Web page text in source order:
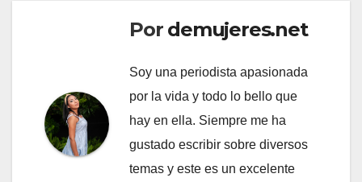
Por demujeres.net
Soy una periodista apasionada
por la vida y todo lo bello que
hay en ella. Siempre me ha
gustado escribir sobre diversos
temas y este es un excelente